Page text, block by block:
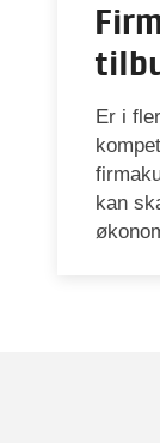
Er i
kan